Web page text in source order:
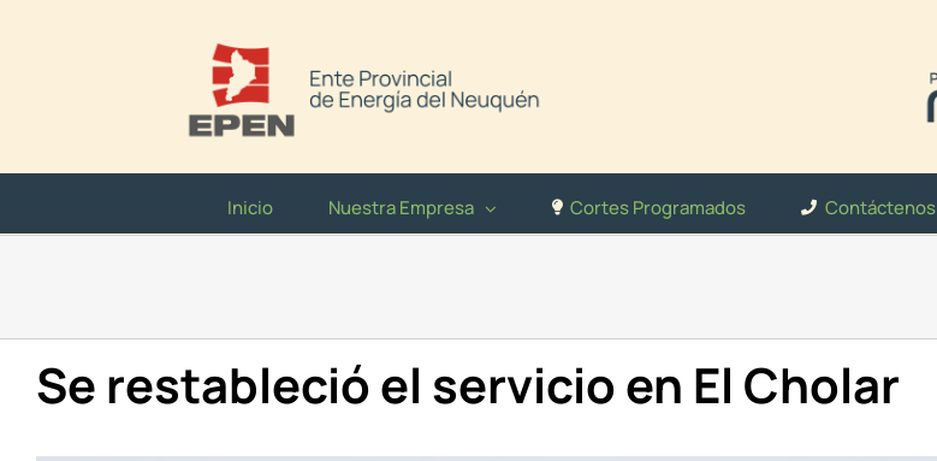
Inicio Nuestra Empresa Cortes Programados Contáctenos
Se restableció el servicio en El Cholar